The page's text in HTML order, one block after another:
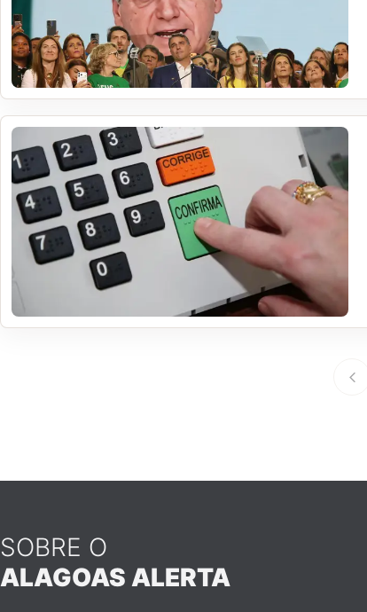
SOBRE O
ALAGOAS ALERTA